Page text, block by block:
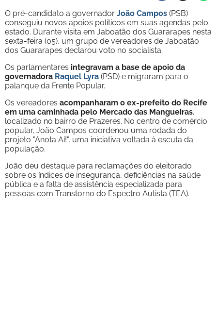
O pré-candidato a governador João Campos (PSB)
conseguiu novos apoios políticos em suas agendas pelo
estado. Durante visita em Jaboatão dos Guararapes nesta
sexta-feira (05), um grupo de vereadores de Jaboatão
dos Guararapes declarou voto no socialista.
Os parlamentares integravam a base de apoio da
governadora Raquel Lyra (PSD) e migraram para o
palanque da Frente Popular.
Os vereadores acompanharam o ex-prefeito do Recife
em uma caminhada pelo Mercado das Mangueiras,
localizado no bairro de Prazeres. No centro de comércio
popular, João Campos coordenou uma rodada do
projeto "Anota Aí!", uma iniciativa voltada à escuta da
população.
João deu destaque para reclamações do eleitorado
sobre os índices de insegurança, deficiências na saúde
pública e a falta de assistência especializada para
pessoas com Transtorno do Espectro Autista (TEA).